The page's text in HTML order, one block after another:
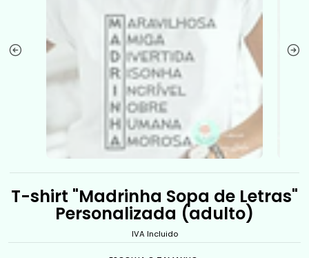
T-shirt "Madrinha Sopa de Letras"
Personalizada (adulto)
IVA Incluido